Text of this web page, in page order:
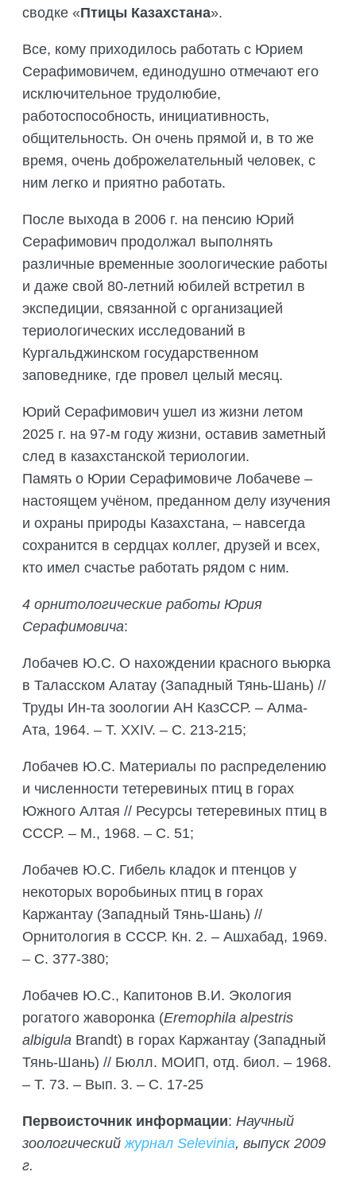
сводке «Птицы Казахстана».
Все, кому приходилось работать с Юрием
Серафимовичем, единодушно отмечают его
исключительное трудолюбие,
работоспособность, инициативность,
общительность. Он очень прямой и, в то же
время, очень доброжелательный человек, с
ним легко и приятно работать.
После выхода в 2006 г. на пенсию Юрий
Серафимович продолжал выполнять
различные временные зоологические работы
и даже свой 80-летний юбилей встретил в
экспедиции, связанной с организацией
териологических исследований в
Кургальджинском государственном
заповеднике, где провел целый месяц.
Юрий Серафимович ушел из жизни летом
2025 г. на 97-м году жизни, оставив заметный
след в казахстанской териологии.
Память о Юрии Серафимовиче Лобачеве –
настоящем учёном, преданном делу изучения
и охраны природы Казахстана, – навсегда
сохранится в сердцах коллег, друзей и всех,
кто имел счастье работать рядом с ним.
4 орнитологические работы Юрия
Серафимовича:
Лобачев Ю.С. О нахождении красного вьюрка
в Таласском Алатау (Западный Тянь-Шань) //
Труды Ин-та зоологии АН КазССР. – Алма-
Ата, 1964. – Т. XXIV. – С. 213-215;
Лобачев Ю.С. Материалы по распределению
и численности тетеревиных птиц в горах
Южного Алтая // Ресурсы тетеревиных птиц в
СССР. – М., 1968. – С. 51;
Лобачев Ю.С. Гибель кладок и птенцов у
некоторых воробьиных птиц в горах
Каржантау (Западный Тянь-Шань) //
Орнитология в СССР. Кн. 2. – Ашхабад, 1969.
– С. 377-380;
Лобачев Ю.С., Капитонов В.И. Экология
рогатого жаворонка (Eremophila alpestris
albigula Brandt) в горах Каржантау (Западный
Тянь-Шань) // Бюлл. МОИП, отд. биол. – 1968.
– Т. 73. – Вып. 3. – С. 17-25
Первоисточник информации: Научный
зоологическийжурнал Selevinia, выпуск 2009
г.